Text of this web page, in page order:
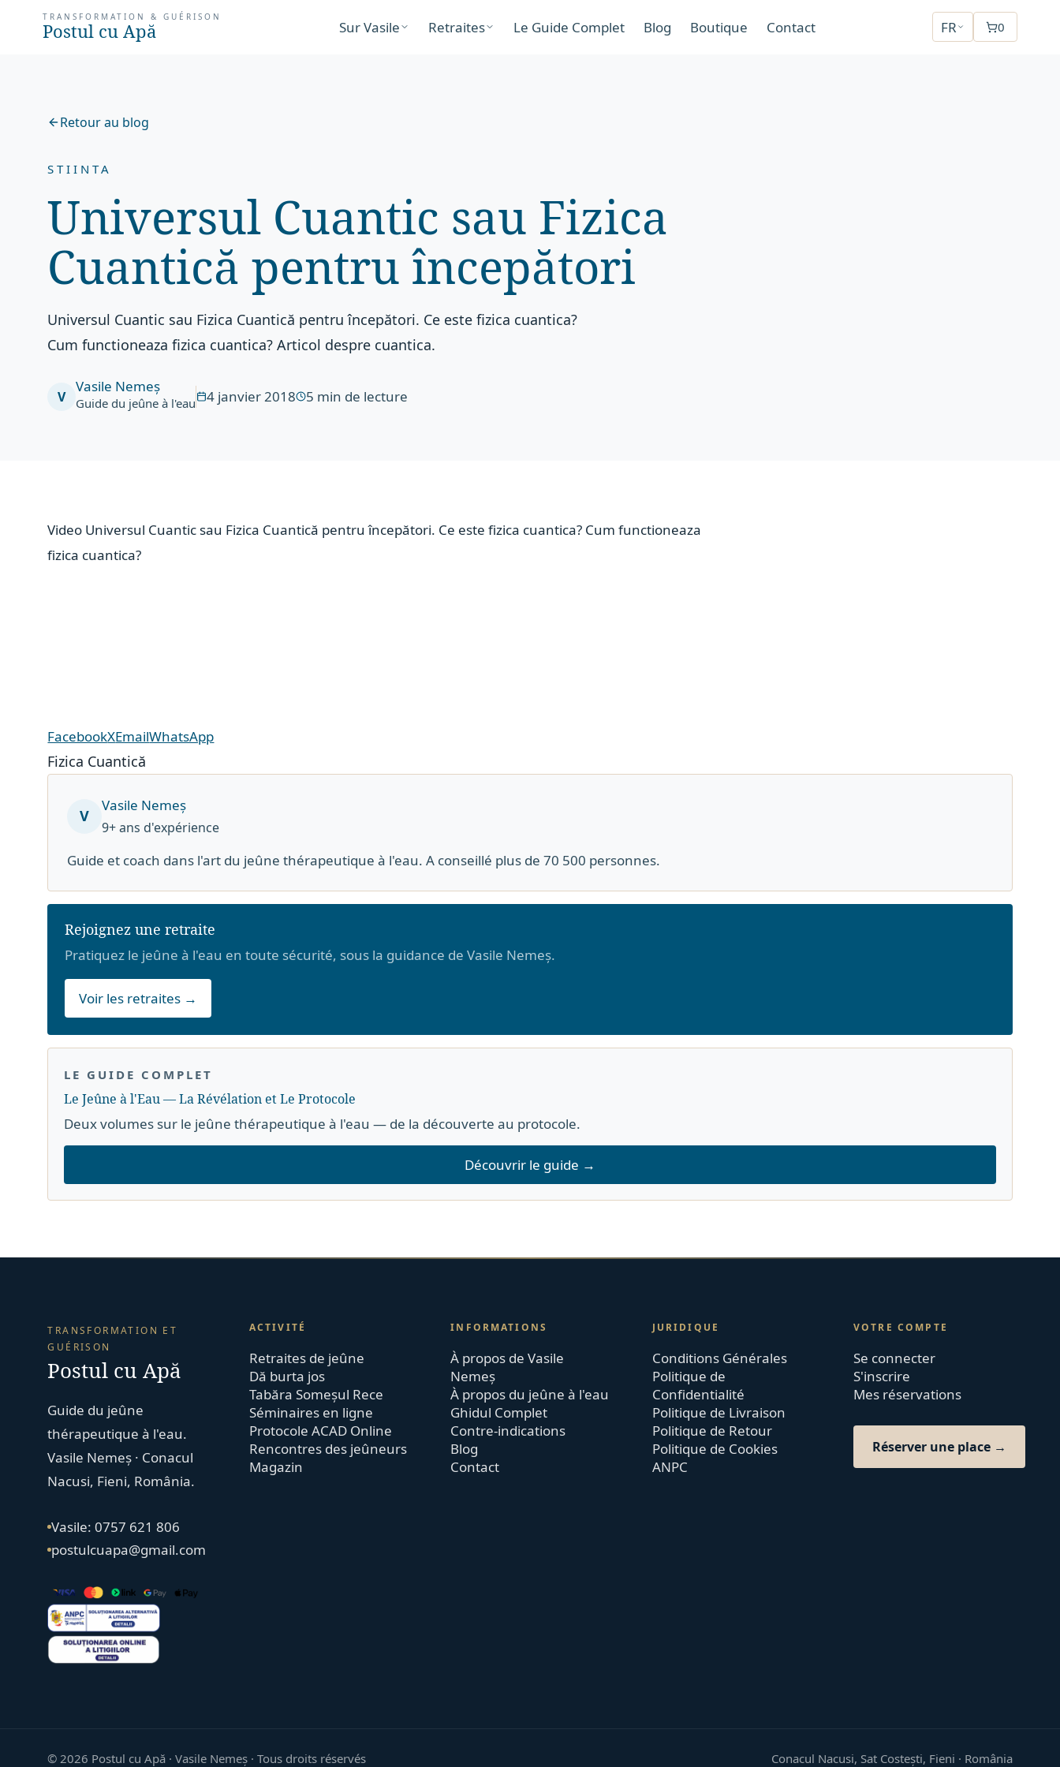
TRANSFORMATION & GUÉRISON
Postul cu Apă Sur Vasile Retraites Le Guide Complet Blog Boutique Contact FR 0
Retour au blog
STIINTA
Universul Cuantic sau Fizica
Cuantică pentru începători
Universul Cuantic sau Fizica Cuantică pentru începători. Ce este fizica cuantica?
Cum functioneaza fizica cuantica? Articol despre cuantica.
V
Vasile Nemeș
Guide du jeûne à l'eau 4 janvier 2018 5 min de lecture
Video Universul Cuantic sau Fizica Cuantică pentru începători. Ce este fizica cuantica? Cum functioneaza
fizica cuantica?
FacebookXEmailWhatsApp
Fizica Cuantică
V
Vasile Nemeș
9+ ans d'expérience
Guide et coach dans l'art du jeûne thérapeutique à l'eau. A conseillé plus de 70 500 personnes.
Rejoignez une retraite
Pratiquez le jeûne à l'eau en toute sécurité, sous la guidance de Vasile Nemeș.
Voir les retraites →
LE GUIDE COMPLET
Le Jeûne à l'Eau — La Révélation et Le Protocole
Deux volumes sur le jeûne thérapeutique à l'eau — de la découverte au protocole.
Découvrir le guide →
TRANSFORMATION ET
GUÉRISON
Postul cu Apă
Guide du jeûne
thérapeutique à l'eau.
Vasile Nemeș · Conacul
Nacusi, Fieni, România.
Vasile: 0757 621 806
postulcuapa@gmail.com
ACTIVITÉ
Retraites de jeûne
Dă burta jos
Tabăra Someșul Rece
Séminaires en ligne
Protocole ACAD Online
Rencontres des jeûneurs
Magazin
INFORMATIONS
À propos de Vasile
Nemeș
À propos du jeûne à l'eau
Ghidul Complet
Contre-indications
Blog
Contact
JURIDIQUE
Conditions Générales
Politique de
Confidentialité
Politique de Livraison
Politique de Retour
Politique de Cookies
ANPC
VOTRE COMPTE
Se connecter
S'inscrire
Mes réservations
Réserver une place →
©2026 Postul cu Apă · Vasile Nemeș ·Tous droits réservés Conacul Nacusi, Sat Costești, Fieni · România